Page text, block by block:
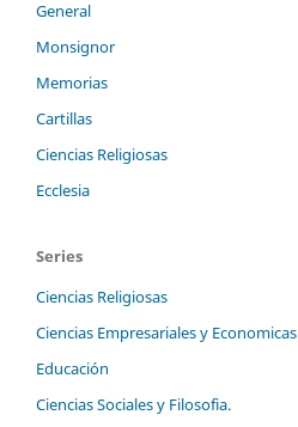
General
Monsignor
Memorias
Cartillas
Ciencias Religiosas
Ecclesia
Series
Ciencias Religiosas
Ciencias Empresariales y Economicas
Educación
Ciencias Sociales y Filosofia.